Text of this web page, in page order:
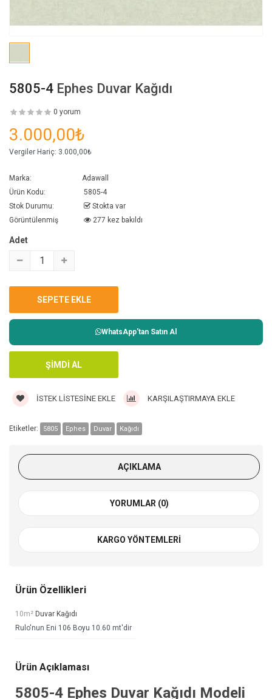
5805-4 Ephes Duvar Kağıdı
0 yorum
3.000,00₺
Vergiler Hariç: 3.000,00₺
Marka:
Adawall
Ürün Kodu:
5805-4
Stok Durumu:
Stokta var
Görüntülenmiş
277 kez bakıldı
Adet
WhatsApp'tan Satın Al
İSTEK LISTESINE EKLE KARŞILAŞTIRMAYA EKLE
Etiketler: 5805 Ephes Duvar Kağıdı
AÇIKLAMA
YORUMLAR (0)
KARGO YÖNTEMLERI
Ürün Özellikleri
10m² Duvar Kağıdı
Rulo'nun Eni 106 Boyu 10.60 mt'dir
Ürün Açıklaması
5805-4 Ephes Duvar Kağıdı Modeli